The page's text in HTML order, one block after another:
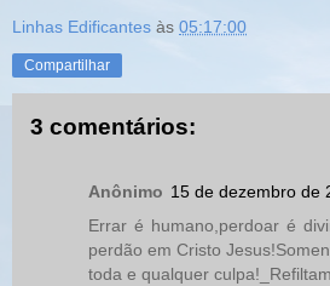
Linhas Edificantes às 05:17:00
Compartilhar
3 comentários:
Anônimo 15 de dezembro de
Errar é humano,perdoar é
perdão em Cristo
toda e qualquer